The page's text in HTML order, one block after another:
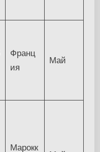
Франц
ия
Май
Марокк